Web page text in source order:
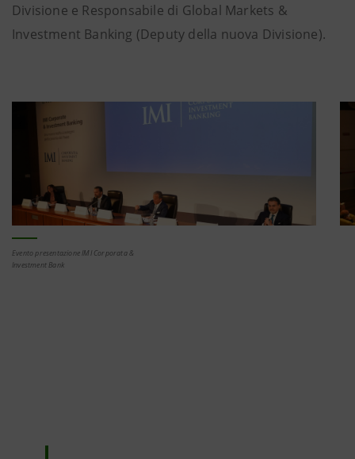
Divisione e Responsabile di Global Markets &
Investment Banking (Deputy della nuova Divisione).
Evento presentazione IMI Corporata &
Investment Bank